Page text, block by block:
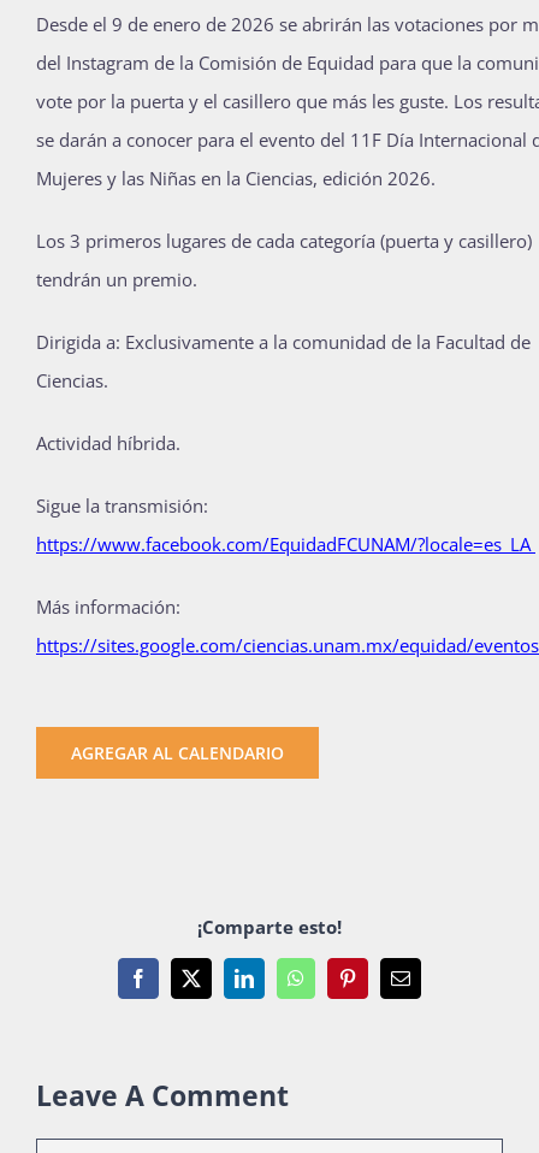
Desde el 9 de enero de 2026 se abrirán las votaciones por
del Instagram de la Comisión de Equidad para que la
vote por la puerta y el casillero que más les guste. Los
se darán a conocer para el evento del 11F Día Internacional
Mujeres y las Niñas en la Ciencias, edición 2026.
Los 3 primeros lugares de cada categoría (puerta y casillero)
tendrán un premio.
Dirigida a: Exclusivamente a la comunidad de la Facultad de
Ciencias.
Actividad híbrida.
Sigue la transmisión:
https://www.facebook.com/EquidadFCUNAM/?locale=es_LA
Más información:
https://sites.google.com/ciencias.unam.mx/equidad/
AGREGAR AL CALENDARIO
¡Comparte esto!
Facebook
X LinkedInWhatsAppPinterestEmail
Leave A Comment